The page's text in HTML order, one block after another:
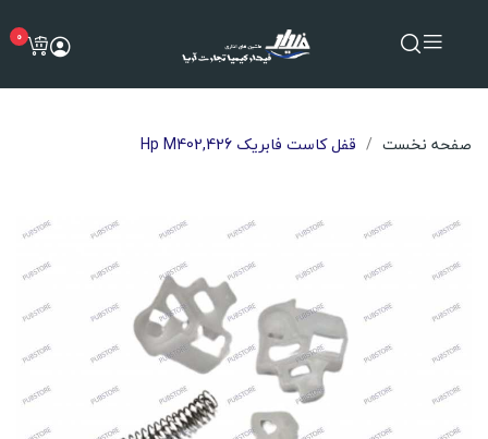
0
صفحه نخست قفل کاست فابریک Hp M402,426